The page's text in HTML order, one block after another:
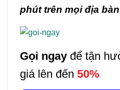
phút trên mọi địa
Gọi ngay để tận
giá lên đến 50%